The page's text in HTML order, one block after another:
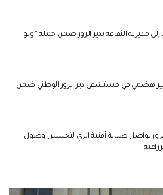
كتاب إلى مديرية الثقافة بدير الزور ضمن حملة “ولو
تنظير هضمي في مستشفى دير الزور الوطني ضمن
الزور تواصل صيانة أقنية الري لتحسين وصول